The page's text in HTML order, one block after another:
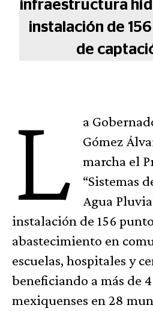
infraestructura
instalación de
de
L
a
Gómez
marcha el
“Sistemas
Agua
instalación de 156
abastecimiento en
escuelas, hospitales y
beneficiando a más de
mexiquenses en 28